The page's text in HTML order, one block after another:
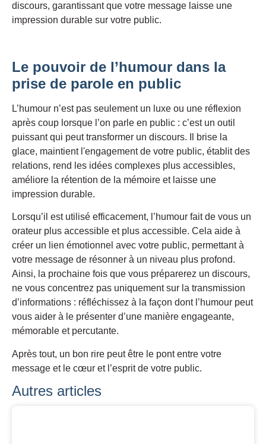
discours, garantissant que votre message laisse une
impression durable sur votre public.
Le pouvoir de l’humour dans la
prise de parole en public
L’humour n’est pas seulement un luxe ou une réflexion
après coup lorsque l’on parle en public : c’est un outil
puissant qui peut transformer un discours. Il brise la
glace, maintient l'engagement de votre public, établit des
relations, rend les idées complexes plus accessibles,
améliore la rétention de la mémoire et laisse une
impression durable.
Lorsqu’il est utilisé efficacement, l’humour fait de vous un
orateur plus accessible et plus accessible. Cela aide à
créer un lien émotionnel avec votre public, permettant à
votre message de résonner à un niveau plus profond.
Ainsi, la prochaine fois que vous préparerez un discours,
ne vous concentrez pas uniquement sur la transmission
d’informations : réfléchissez à la façon dont l’humour peut
vous aider à le présenter d’une manière engageante,
mémorable et percutante.
Après tout, un bon rire peut être le pont entre votre
message et le cœur et l’esprit de votre public.
Autres articles